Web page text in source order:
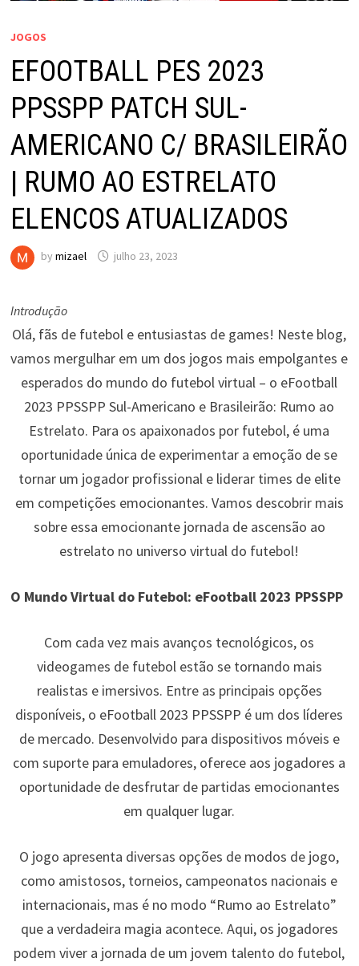
JOGOS
EFOOTBALL PES 2023
PPSSPP PATCH SUL-
AMERICANO C/ BRASILEIRÃO
| RUMO AO ESTRELATO
ELENCOS ATUALIZADOS
by mizael julho 23, 2023
Introdução
Olá, fãs de futebol e entusiastas de games! Neste blog,
vamos mergulhar em um dos jogos mais empolgantes e
esperados do mundo do futebol virtual – o eFootball
2023 PPSSPP Sul-Americano e Brasileirão: Rumo ao
Estrelato. Para os apaixonados por futebol, é uma
oportunidade única de experimentar a emoção de se
tornar um jogador profissional e liderar times de elite
em competições emocionantes. Vamos descobrir mais
sobre essa emocionante jornada de ascensão ao
estrelato no universo virtual do futebol!
O Mundo Virtual do Futebol: eFootball 2023 PPSSPP
Com cada vez mais avanços tecnológicos, os
videogames de futebol estão se tornando mais
realistas e imersivos. Entre as principais opções
disponíveis, o eFootball 2023 PPSSPP é um dos líderes
de mercado. Desenvolvido para dispositivos móveis e
com suporte para emuladores, oferece aos jogadores a
oportunidade de desfrutar de partidas emocionantes
em qualquer lugar.
O jogo apresenta diversas opções de modos de jogo,
como amistosos, torneios, campeonatos nacionais e
internacionais, mas é no modo “Rumo ao Estrelato”
que a verdadeira magia acontece. Aqui, os jogadores
podem viver a jornada de um jovem talento do futebol,